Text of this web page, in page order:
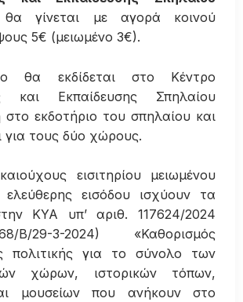
θα γίνεται με αγορά κοινού
5€ (μειωμένο 3€).
θα εκδίδεται στο Κέντρο
και Εκπαίδευσης Σπηλαίου
εκδοτήριο του σπηλαίου και
για τους δύο χώρους.
εισιτηρίου μειωμένου
ελεύθερης εισόδου ισχύουν τα
ΚΥΑ υπ’ αριθ. 117624/2024
29-3-2024) «Καθορισμός
πολιτικής για το σύνολο των
χώρων, ιστορικών τόπων,
μουσείων που ανήκουν στο